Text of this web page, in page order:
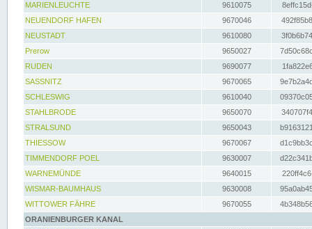
MARIENLEUCHTE
9610075
NEUENDORF HAFEN
9670046
NEUSTADT
9610080
Prerow
9650027
RUDEN
9690077
SASSNITZ
9670065
SCHLESWIG
9610040
STAHLBRODE
9650070
STRALSUND
9650043
THIESSOW
9670067
TIMMENDORF POEL
9630007
WARNEMÜNDE
9640015
WISMAR-BAUMHAUS
9630008
WITTOWER FÄHRE
9670055
ORANIENBURGER KANAL